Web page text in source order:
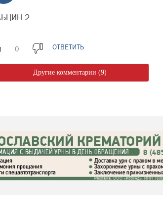
2
ОТВЕТИТЬ
Другие комментарии (9)